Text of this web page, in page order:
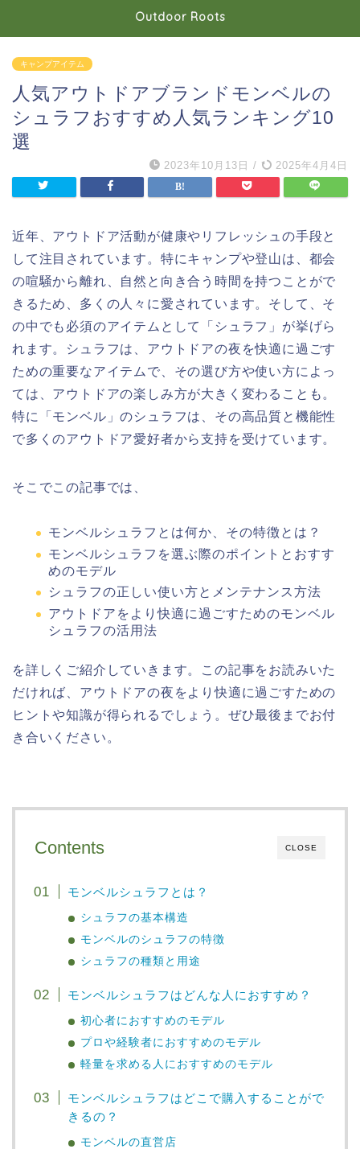
Outdoor Roots
キャンプアイテム
人気アウトドアブランドモンベルの
シュラフおすすめ人気ランキング10
選
2023年10月13日 / 2025年4月4日
近年、アウトドア活動が健康やリフレッシュの手段と
して注目されています。特にキャンプや登山は、都会
の喧騒から離れ、自然と向き合う時間を持つことがで
きるため、多くの人々に愛されています。そして、そ
の中でも必須のアイテムとして「シュラフ」が挙げら
れます。シュラフは、アウトドアの夜を快適に過ごす
ための重要なアイテムで、その選び方や使い方によっ
ては、アウトドアの楽しみ方が大きく変わることも。
特に「モンベル」のシュラフは、その高品質と機能性
で多くのアウトドア愛好者から支持を受けています。
そこでこの記事では、
モンベルシュラフとは何か、その特徴とは？
モンベルシュラフを選ぶ際のポイントとおすす
めのモデル
シュラフの正しい使い方とメンテナンス方法
アウトドアをより快適に過ごすためのモンベル
シュラフの活用法
を詳しくご紹介していきます。この記事をお読みいた
だければ、アウトドアの夜をより快適に過ごすための
ヒントや知識が得られるでしょう。ぜひ最後までお付
き合いください。
CLOSE
Contents
モンベルシュラフとは？
シュラフの基本構造
モンベルのシュラフの特徴
シュラフの種類と用途
モンベルシュラフはどんな人におすすめ？
初心者におすすめのモデル
プロや経験者におすすめのモデル
軽量を求める人におすすめのモデル
モンベルシュラフはどこで購入することがで
きるの？
モンベルの直営店